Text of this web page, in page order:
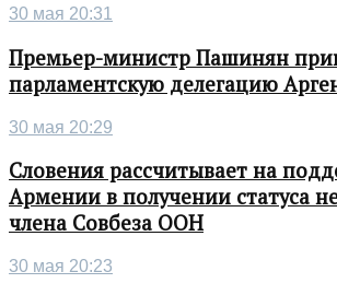
30 мая 20:31
Премьер-министр Пашинян
парламентскую делегацию
30 мая 20:29
Словения рассчитывает на
Армении в получении статуса
члена Совбеза ООН
30 мая 20:23